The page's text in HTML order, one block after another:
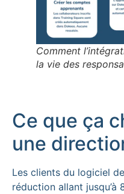
Comment
la vie des
Ce que ça
une
Les clients du logiciel
réduction allant jusqu’à